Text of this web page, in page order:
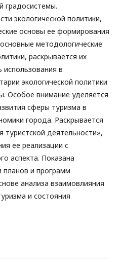
градосистемы.
экологической политики,
основы ее формирования
методологические
раскрывается их
в
экологической политики
Особое внимание уделяется
сферы туризма в
города. Раскрывается
туристской деятельности»,
ее реализации с
аспекта. Показана
планов и программ
анализа взаимовлияния
и состояния